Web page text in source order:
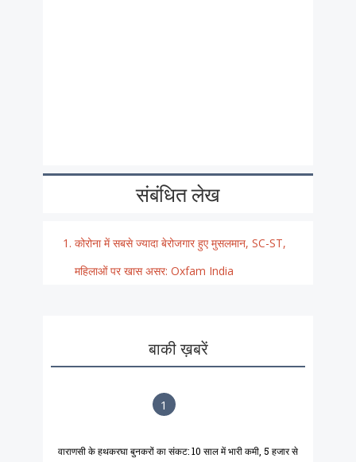
संबंधित लेख
कोरोना में सबसे ज्यादा बेरोजगार हुए मुसलमान, SC-ST,
महिलाओं पर खास असर: Oxfam India
बाकी ख़बरें
1
वाराणसी के हथकरघा बुनकरों का संकट: 10 साल में भारी कमी, 5 हजार से